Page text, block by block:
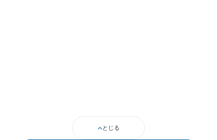
とじる